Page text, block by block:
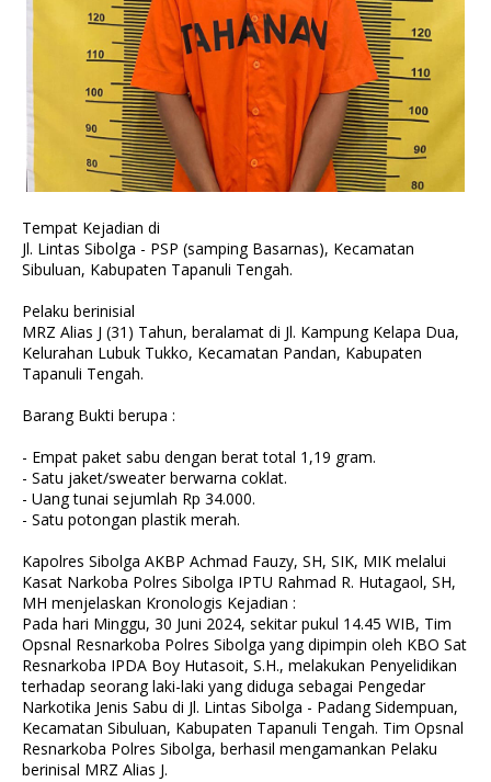
Tempat Kejadian di
Jl. Lintas Sibolga - PSP (samping Basarnas), Kecamatan
Sibuluan, Kabupaten Tapanuli Tengah.
Pelaku berinisial
MRZ Alias J (31) Tahun, beralamat di Jl. Kampung Kelapa Dua,
Kelurahan Lubuk Tukko, Kecamatan Pandan, Kabupaten
Tapanuli Tengah.
Barang Bukti berupa :
- Empat paket sabu dengan berat total 1,19 gram.
- Satu jaket/sweater berwarna coklat.
- Uang tunai sejumlah Rp 34.000.
- Satu potongan plastik merah.
Kapolres Sibolga AKBP Achmad Fauzy, SH, SIK, MIK melalui
Kasat Narkoba Polres Sibolga IPTU Rahmad R. Hutagaol, SH,
MH menjelaskan Kronologis Kejadian :
Pada hari Minggu, 30 Juni 2024, sekitar pukul 14.45 WIB, Tim
Opsnal Resnarkoba Polres Sibolga yang dipimpin oleh KBO Sat
Resnarkoba IPDA Boy Hutasoit, S.H., melakukan Penyelidikan
terhadap seorang laki-laki yang diduga sebagai Pengedar
Narkotika Jenis Sabu di Jl. Lintas Sibolga - Padang Sidempuan,
Kecamatan Sibuluan, Kabupaten Tapanuli Tengah. Tim Opsnal
Resnarkoba Polres Sibolga, berhasil mengamankan Pelaku
berinisal MRZ Alias J.